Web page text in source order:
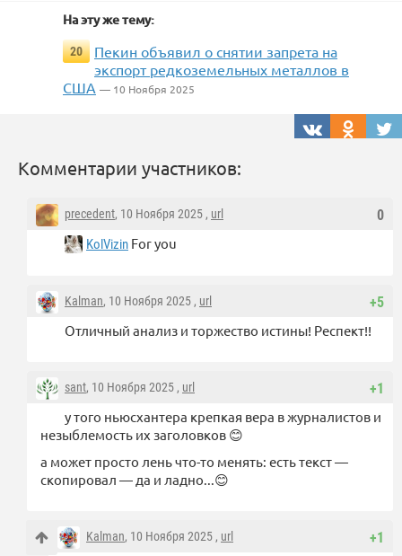
На эту же тему:
20
Пекин объявил о снятии запрета на
экспорт редкоземельных металлов в
США — 10 Ноября 2025
Комментарии участников:
0
precedent, 10 Ноября 2025 , url
KolVizin For you
+5
Kalman, 10 Ноября 2025 , url
Отличный анализ и торжество истины! Респект!!
+1
sant, 10 Ноября 2025 , url
у того ньюсхантера крепкая вера в журналистов и
незыблемость их заголовков 😊
а может просто лень что-то менять: есть текст —
скопировал — да и ладно...😊
+1
Kalman, 10 Ноября 2025 , url